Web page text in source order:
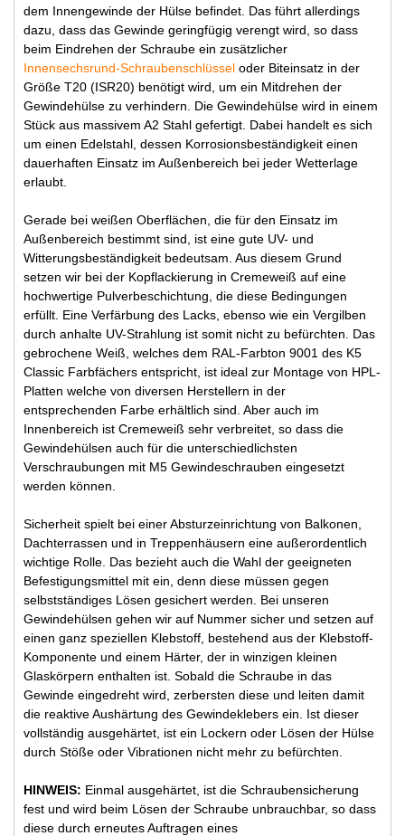
dem Innengewinde der Hülse befindet. Das führt allerdings
dazu, dass das Gewinde geringfügig verengt wird, so dass
beim Eindrehen der Schraube ein zusätzlicher
Innensechsrund-Schraubenschlüssel oder Biteinsatz in der
Größe T20 (ISR20) benötigt wird, um ein Mitdrehen der
Gewindehülse zu verhindern. Die Gewindehülse wird in einem
Stück aus massivem A2 Stahl gefertigt. Dabei handelt es sich
um einen Edelstahl, dessen Korrosionsbeständigkeit einen
dauerhaften Einsatz im Außenbereich bei jeder Wetterlage
erlaubt.
Gerade bei weißen Oberflächen, die für den Einsatz im
Außenbereich bestimmt sind, ist eine gute UV- und
Witterungsbeständigkeit bedeutsam. Aus diesem Grund
setzen wir bei der Kopflackierung in Cremeweiß auf eine
hochwertige Pulverbeschichtung, die diese Bedingungen
erfüllt. Eine Verfärbung des Lacks, ebenso wie ein Vergilben
durch anhalte UV-Strahlung ist somit nicht zu befürchten. Das
gebrochene Weiß, welches dem RAL-Farbton 9001 des K5
Classic Farbfächers entspricht, ist ideal zur Montage von HPL-
Platten welche von diversen Herstellern in der
entsprechenden Farbe erhältlich sind. Aber auch im
Innenbereich ist Cremeweiß sehr verbreitet, so dass die
Gewindehülsen auch für die unterschiedlichsten
Verschraubungen mit M5 Gewindeschrauben eingesetzt
werden können.
Sicherheit spielt bei einer Absturzeinrichtung von Balkonen,
Dachterrassen und in Treppenhäusern eine außerordentlich
wichtige Rolle. Das bezieht auch die Wahl der geeigneten
Befestigungsmittel mit ein, denn diese müssen gegen
selbstständiges Lösen gesichert werden. Bei unseren
Gewindehülsen gehen wir auf Nummer sicher und setzen auf
einen ganz speziellen Klebstoff, bestehend aus der Klebstoff-
Komponente und einem Härter, der in winzigen kleinen
Glaskörpern enthalten ist. Sobald die Schraube in das
Gewinde eingedreht wird, zerbersten diese und leiten damit
die reaktive Aushärtung des Gewindeklebers ein. Ist dieser
vollständig ausgehärtet, ist ein Lockern oder Lösen der Hülse
durch Stöße oder Vibrationen nicht mehr zu befürchten.
HINWEIS: Einmal ausgehärtet, ist die Schraubensicherung
fest und wird beim Lösen der Schraube unbrauchbar, so dass
diese durch erneutes Auftragen eines